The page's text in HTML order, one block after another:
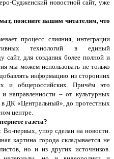
Судженский новостной сайт, уже
поясните нашим читателям, что
процесс слияния, интеграции
технологий в единый
для создания более полной и
мы можем использовать не только
информацию из сторонних
и общероссийских. Причём это
направленности – от культурных
ДК «Центральный», до протестных
центре.
газета?
первых, упор сделан на новости.
картина города складывается не
но и из других источников.